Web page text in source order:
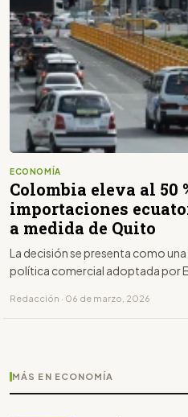
ECONOMÍA
Colombia eleva al 50
importaciones
a medida de Quito
La decisión se presenta como
política comercial adoptada por
Redacción · 06 de marzo, 2026
MÁS EN ECONOMÍA